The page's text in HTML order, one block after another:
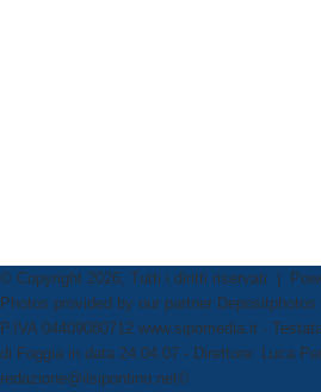
© Copyright 2026, Tutti i diritti riservati |
Photos provided by our partner Depositphotos
P.IVA 04409080712 www.sipomedia.it -
di Foggia in data 24.04.07 - Direttore: Luca
redazione@ilsipontino.net©